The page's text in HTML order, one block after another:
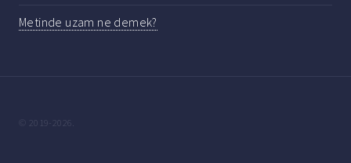
Metinde uzam ne demek?
© 2019-2026.